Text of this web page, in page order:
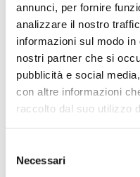
annunci, per fornire
analizzare il nostro
informazioni sul modo
nostri partner che si
pubblicità e social
con altre informazioni
raccolto dal suo utilizzo
delNecessari
galleria
di
immagini
FACCIALE
BAIONETTA
Respiratore
Taglia: M/L
Peso: 580g